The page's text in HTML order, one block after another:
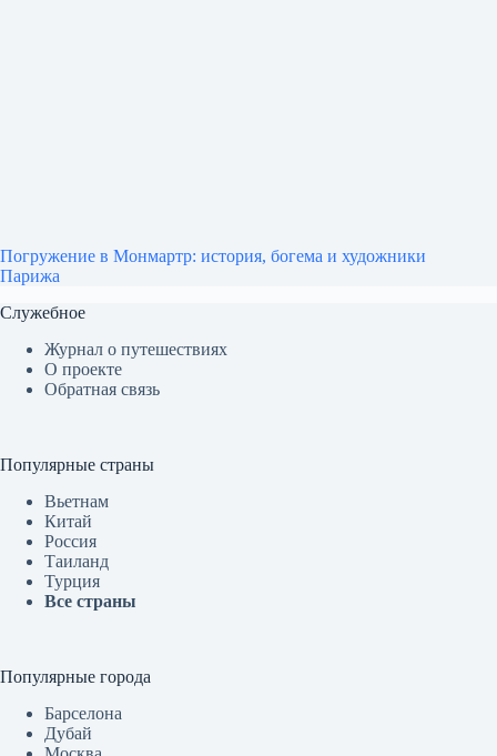
Погружение в Монмартр: история, богема и художники
Парижа
Служебное
Журнал о путешествиях
О проекте
Обратная связь
Популярные страны
Вьетнам
Китай
Россия
Таиланд
Турция
Все страны
Популярные города
Барселона
Дубай